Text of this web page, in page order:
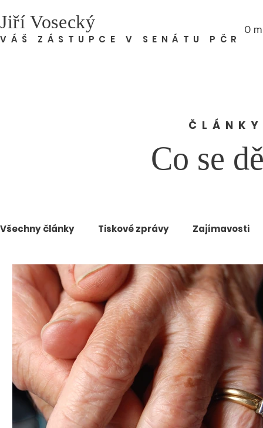
Jiří Vosecký
VÁŠ ZÁSTUPCE V SENÁTU PČR
O
Co se
Všechny články Tiskové zprávy Zajímavosti